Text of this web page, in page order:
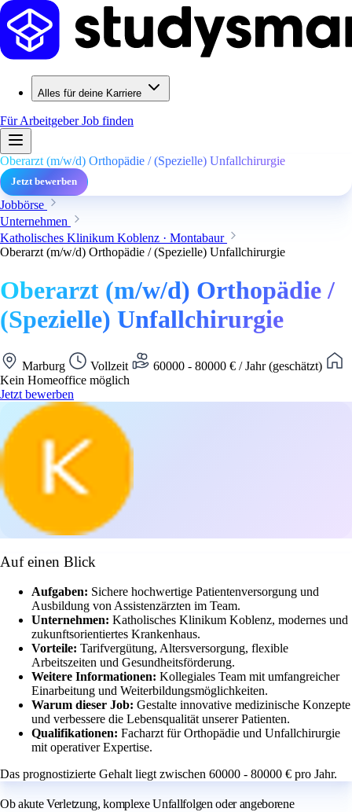
Alles für deine Karriere
Für ArbeitgeberJob finden
Oberarzt (m/w/d) Orthopädie / (Spezielle) Unfallchirurgie
Jetzt bewerben
Jobbörse
Unternehmen
Katholisches Klinikum Koblenz · Montabaur
Oberarzt (m/w/d) Orthopädie / (Spezielle) Unfallchirurgie
Oberarzt (m/w/d) Orthopädie /
(Spezielle) Unfallchirurgie
Marburg Vollzeit
60000 - 80000 € / Jahr (geschätzt)
Kein Homeoffice möglich
Jetzt bewerben
Auf einen Blick
Aufgaben: Sichere hochwertige Patientenversorgung und
Ausbildung von Assistenzärzten im Team.
Unternehmen: Katholisches Klinikum Koblenz, modernes und
zukunftsorientiertes Krankenhaus.
Vorteile: Tarifvergütung, Altersversorgung, flexible
Arbeitszeiten und Gesundheitsförderung.
Weitere Informationen: Kollegiales Team mit umfangreicher
Einarbeitung und Weiterbildungsmöglichkeiten.
Warum dieser Job: Gestalte innovative medizinische Konzepte
und verbessere die Lebensqualität unserer Patienten.
Qualifikationen: Facharzt für Orthopädie und Unfallchirurgie
mit operativer Expertise.
Das prognostizierte Gehalt liegt zwischen 60000 - 80000 € pro Jahr.
Ob akute Verletzung, komplexe Unfallfolgen oder angeborene